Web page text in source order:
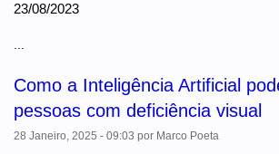
23/08/2023
Como a Inteligência Artificial
pessoas com deficiência visual
28 Janeiro, 2025 - 09:03 por Marco Poeta